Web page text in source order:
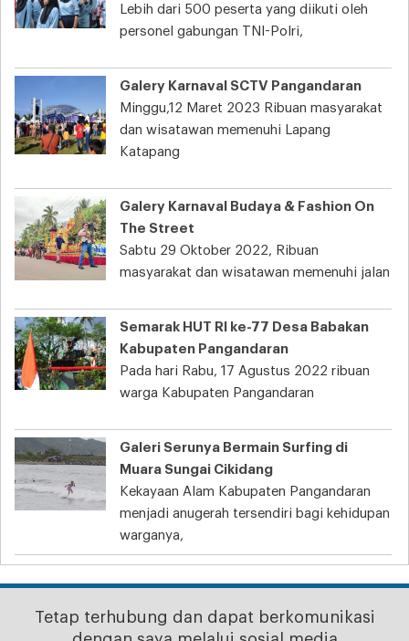
Lebih dari 500 peserta yang diikuti oleh
personel gabungan TNI-Polri,
Galery Karnaval SCTV Pangandaran
Minggu,12 Maret 2023 Ribuan masyarakat
dan wisatawan memenuhi Lapang
Katapang
Galery Karnaval Budaya & Fashion On
The Street
Sabtu 29 Oktober 2022, Ribuan
masyarakat dan wisatawan memenuhi jalan
Semarak HUT RI ke-77 Desa Babakan
Kabupaten Pangandaran
Pada hari Rabu, 17 Agustus 2022 ribuan
warga Kabupaten Pangandaran
Galeri Serunya Bermain Surfing di
Muara Sungai Cikidang
Kekayaan Alam Kabupaten Pangandaran
menjadi anugerah tersendiri bagi kehidupan
warganya,
Tetap terhubung dan dapat berkomunikasi